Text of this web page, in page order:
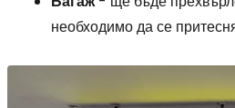
необходимо да се